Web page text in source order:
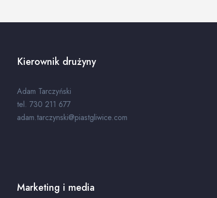
Kierownik drużyny
Adam Tarczyński
tel. 730 211 677
adam.tarczynski@piastgliwice.com
Marketing i media